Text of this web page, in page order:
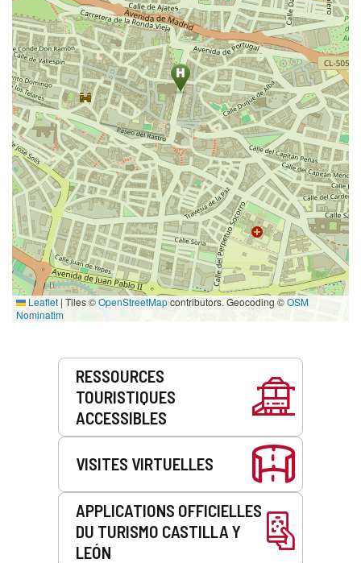
Leaflet | Tiles ©OpenStreetMapcontributors. Geocoding ©OSM
Nominatim
Prestations
RESSOURCES
TOURISTIQUES
ACCESSIBLES
VISITES VIRTUELLES
APPLICATIONS OFFICIELLES
DU TURISMO CASTILLA Y
LEÓN